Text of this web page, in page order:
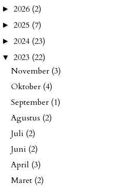
► 2026 (2)
► 2025 (7)
► 2024 (23)
▼ 2023 (22)
November (3)
Oktober (4)
September (1)
Agustus (2)
Juli (2)
Juni (2)
April (3)
Maret (2)